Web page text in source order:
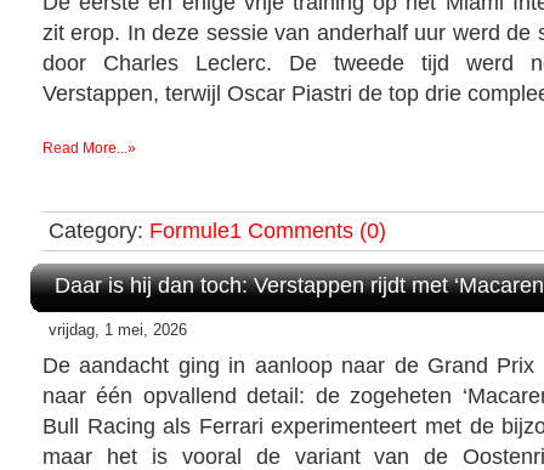
zit erop. In deze sessie van anderhalf uur werd de
door Charles Leclerc. De tweede tijd werd
Verstappen, terwijl Oscar Piastri de top drie
Read More...»
Category: Formule1 Comments (0)
Daar is hij dan toch: Verstappen rijdt met
vrijdag, 1 mei, 2026
De aandacht ging in aanloop naar de Grand
naar één opvallend detail: de zogeheten
Bull Racing als Ferrari experimenteert met de
maar het is vooral de variant van de